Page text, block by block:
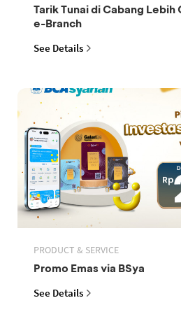
Tarik Tunai di Cabang
e-Branch
See Details
PRODUCT & SERVICE
Promo Emas via BSya
See Details